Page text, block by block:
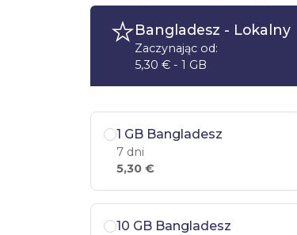
Bangladesz - Lokalny
Zaczynając od:
5,30 € - 1 GB
1 GB Bangladesz
7 dni
5,30 €
10 GB Bangladesz